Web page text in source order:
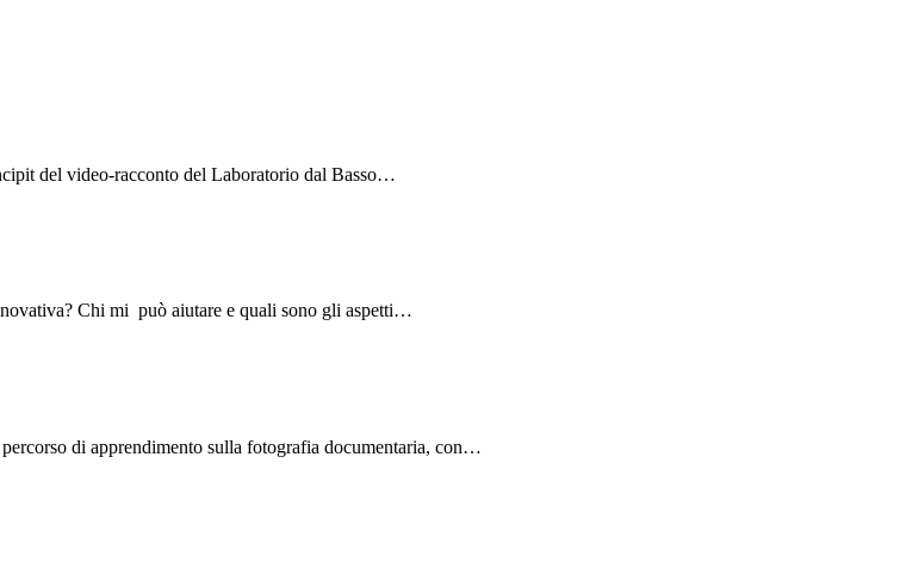
del video-racconto del Laboratorio dal Basso…
Chi mi può aiutare e quali sono gli aspetti…
di apprendimento sulla fotografia documentaria, con…